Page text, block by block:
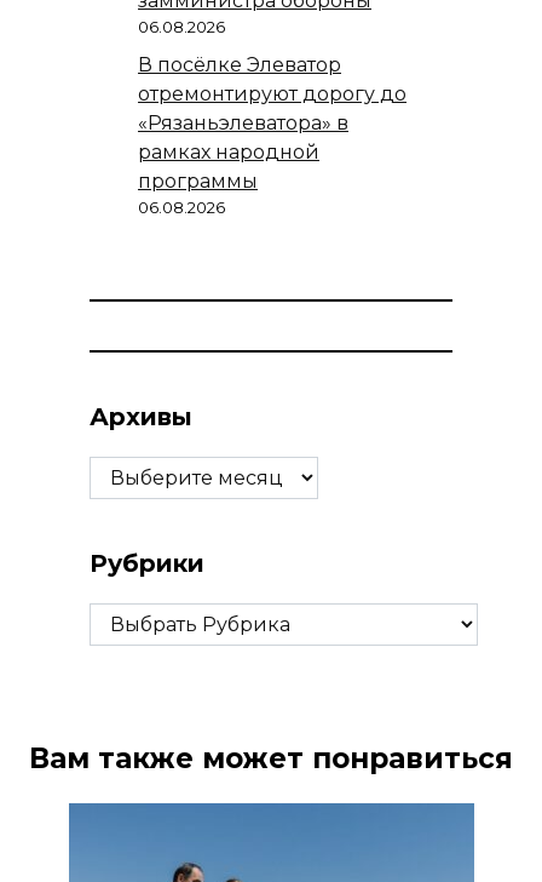
06.08.2026
В посёлке Элеватор
отремонтируют дорогу до
«Рязаньэлеватора» в
рамках народной
программы
06.08.2026
Архивы
Архивы
Рубрики
Рубрики
Вам также может понравиться